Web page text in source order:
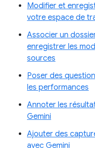
Modifier et
votre espace de
Associer un
enregistrer les
sources
Poser des
les performances
Annoter les
Gemini
Ajouter des
avec Gemini